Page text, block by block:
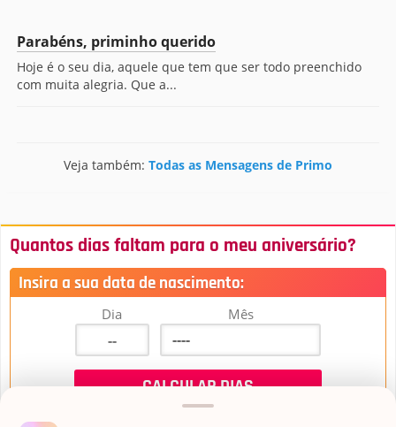
Parabéns, priminho querido
Hoje é o seu dia, aquele que tem que ser todo preenchido
com muita alegria. Que a...
Veja também: Todas as Mensagens de Primo
Quantos dias faltam para o meu aniversário?
Insira a sua data de nascimento:
Dia Mês